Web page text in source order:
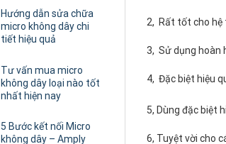
Hướng dẫn sửa chữa
micro không dây chi
tiết hiệu quả
Tư vấn mua micro
không dây loại nào tốt
nhất hiện nay
5 Bước kết nối Micro
không dây – Amply
2, Rất tốt cho hệ
3, Sử dụng hoàn
4, Đặc biệt hiệu
5, Dùng đặc biệt
6, Tuyệt vời cho